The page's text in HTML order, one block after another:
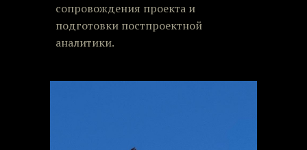
сопровождения проекта и
подготовки постпроектной
аналитики.